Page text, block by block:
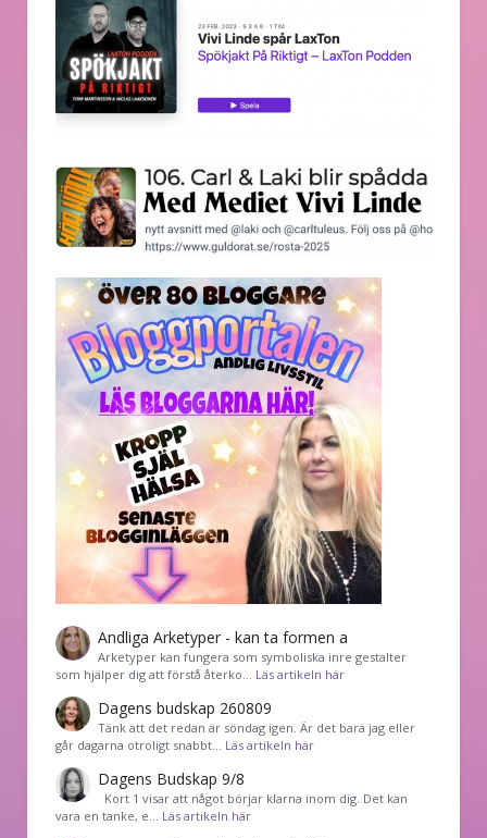
Andliga Arketyper - kan ta formen a
Arketyper kan fungera som symboliska inre gestalter
som hjälper dig att förstå återko… Läs artikeln här
Dagens budskap 260809
Tänk att det redan är söndag igen. Är det bara jag eller
går dagarna otroligt snabbt… Läs artikeln här
Dagens Budskap 9/8
Kort 1 visar att något börjar klarna inom dig. Det kan
vara en tanke, e… Läs artikeln här